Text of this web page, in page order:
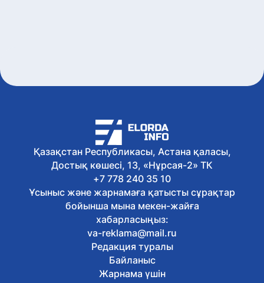
дзюдошылар белгілі болды
Бүгін, 09:05
Елордада 2 автобустың қозғалыс
бағыты өзгерді
Бүгін, 08:04
Бүгін Астанада ауа райы қандай
7 тамыз, 2026
Астанада партиялар сайлауалды үгіт
жұмыстарын жалғастырды
7 тамыз, 2026
Қазақстан таеквондодан
Индонезиядағы халықаралық
турнирде төрт медальға ие болды
Қазақстан Республикасы, Астана қаласы,
Достық көшесі, 13, «Нұрсая-2» ТК
+7 778 240 35 10
Ұсыныс және жарнамаға қатысты сұрақтар
бойынша мына мекен-жайға
хабарласыңыз:
va-reklama@mail.ru
Редакция туралы
Байланыс
Жарнама үшін